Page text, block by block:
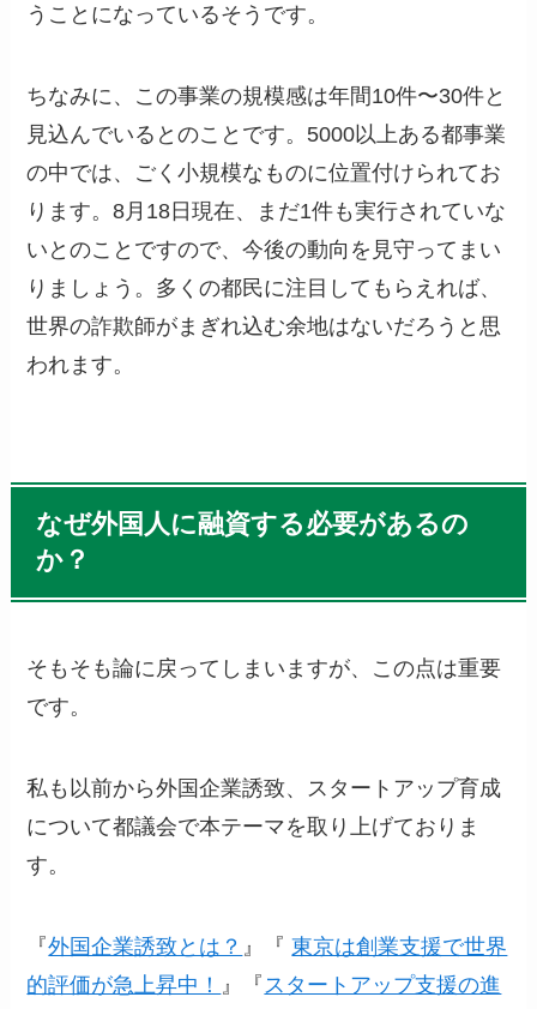
うことになっているそうです。
ちなみに、この事業の規模感は年間10件〜30件と
見込んでいるとのことです。5000以上ある都事業
の中では、ごく小規模なものに位置付けられてお
ります。8月18日現在、まだ1件も実行されていな
いとのことですので、今後の動向を見守ってまい
りましょう。多くの都民に注目してもらえれば、
世界の詐欺師がまぎれ込む余地はないだろうと思
われます。
なぜ外国人に融資する必要があるの
か？
そもそも論に戻ってしまいますが、この点は重要
です。
私も以前から外国企業誘致、スタートアップ育成
について都議会で本テーマを取り上げておりま
す。
『外国企業誘致とは？ 』『東京は創業支援で世界
的評価が急上昇中！
』『 スタートアップ支援の進